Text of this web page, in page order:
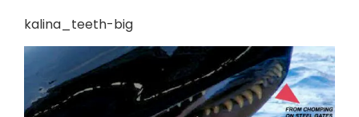
kalina_teeth-big